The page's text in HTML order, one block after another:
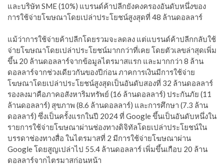
และบริษัท SME (10%) แบรนด์ค้าปลีกยังคงครองอันดับหนึ่งของ
การใช้จ่ายโฆษณาโดยเปล่าประโยชน์สูงสุดที่ 48 ล้านดอลลาร์
แม้ว่าการใช้จ่ายค้าปลีกโดยรวมจะลดลง แต่แบรนด์ค้าปลีกกลับใช้
จ่ายโฆษณาโดยเปล่าประโยชน์มากกว่าที่เคย โดยตัวเลขล่าสุดเพิ่ม
ขึ้น 20 ล้านดอลลาร์จากข้อมูลไตรมาสแรก และมากกว่า 8 ล้าน
ดอลลาร์จากช่วงเดียวกันของปีก่อน ภาคการเงินมีการใช้จ่าย
โฆษณาโดยเปล่าประโยชน์สูงสุดเป็นอันดับสองที่ 32 ล้านดอลลาร์
รองลงมาคือภาคอสังหาริมทรัพย์ (16 ล้านดอลลาร์) ประกันภัย (11
ล้านดอลลาร์) สุขภาพ (8.6 ล้านดอลลาร์) และการศึกษา (7.3 ล้าน
ดอลลาร์) ซึ่งเป็นครั้งแรกในปี 2024 ที่ Google ขึ้นเป็นอันดับหนึ่งใน
รายการใช้จ่ายโฆษณาผ่านช่องทางดิจิทัลโดยเปล่าประโยชน์ใน
บรรดาช่องทางสื่อ ในไตรมาสที่ 2 มีการใช้จ่ายโฆษณาผ่าน
Google โดยสูญเปล่าไป 55.4 ล้านดอลลาร์ เพิ่มขึ้นเกือบ 20 ล้าน
ดอลลาร์จากไตรมาสก่อนหน้า